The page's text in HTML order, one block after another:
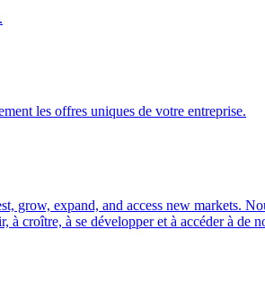
les offres uniques de votre entreprise.
grow, expand, and access new markets.
croître, à se développer et à accéder à de